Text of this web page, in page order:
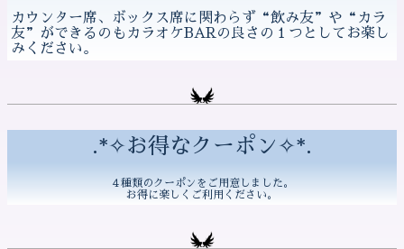
カウンター席、ボックス席に関わらず“飲み友”や“カラ
友”ができるのもカラオケBARの良さの１つとしてお楽し
みください。
.*✧お得なクーポン✧*.
４種類のクーポンをご用意しました。
お得に楽しくご利用ください。